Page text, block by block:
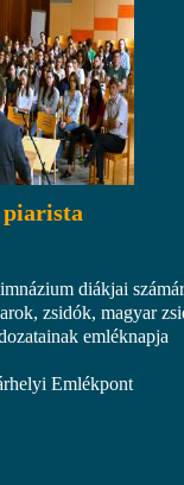
piarista
diákjai
zsidók, magyar
emléknapja
Emlékpont